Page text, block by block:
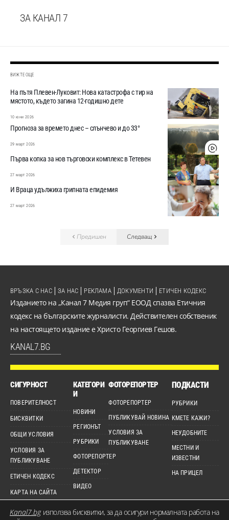
ЗА КАНАЛ 7
ВИЖТЕ ОЩЕ
На пътя Плевен-Луковит: Нова катастрофа с тир на
мястото, където загина 12-годишно дете
10 юни 2026
Прогноза за времето днес – слънчево и до 33°
29 март 2026
Първа копка за нов търговски комплекс в Тетевен
27 март 2026
И Враца удължиха грипната епидемия
27 март 2026
Предишен Следващ
Изданието на „Канал 7 Медия груп“ ЕООД спазва Етичния
кодекс на българските журналисти. Действителен собственик
на настоящето издание е Христо Георгиев Гешов.
KANAL7.BG
ВРЪЗКА С НАС ЗА НАС РЕКЛАМА ДОКУМЕНТИ ЕТИЧЕН КОДЕКС
СИГУРНОСТ
ПОВЕРИТЕЛНОСТ
БИСКВИТКИ
ОБЩИ УСЛОВИЯ
УСЛОВИЯ ЗА
ПУБЛИКУВАНЕ
ЕТИЧЕН КОДЕКС
КАРТА НА САЙТА
КАТЕГОРИ
И
НОВИНИ
РЕГИОНЪТ
РУБРИКИ
ФОТОРЕПОРТЕР
ДЕТЕКТОР
ВИДЕО
ФОТОРЕПОРТЕР
ФОТОРЕПОРТЕР
ПУБЛИКУВАЙ НОВИНА
УСЛОВИЯ ЗА
ПУБЛИКУВАНЕ
ПОДКАСТИ
РУБРИКИ
КМЕТЕ КАЖИ?
НЕУДОБНИТЕ
МЕСТНИ И
ИЗВЕСТНИ
НА ПРИЦЕЛ
Kanal7.bgизползва бисквитки, за да осигури нормалната работа на